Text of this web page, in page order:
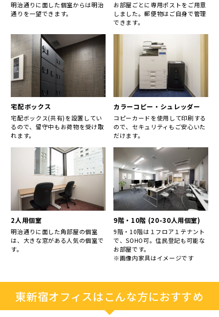
明治通りに面した個室からは明治
通りを一望できます。
お部屋ごとに専用ポストをご用意
しました。郵便物はご自身で管理
できます。
宅配ボックス
宅配ボックス(共有)を設置してい
るので、留守中もお荷物を受け取
れます。
カラーコピー・シュレッダー
コピーカードを使用して印刷する
ので、セキュリティもご安心いた
だけます。
2人用個室
明治通りに面した角部屋の個室
は、大きな窓がある人気の個室で
す。
9階・10階 (20-30人用個室)
9階・10階は１フロア１テナント
で、SOHO可。住民登記も可能な
お部屋です。
※画像内家具はイメージです
東新宿オフィスはこんな方におすすめ